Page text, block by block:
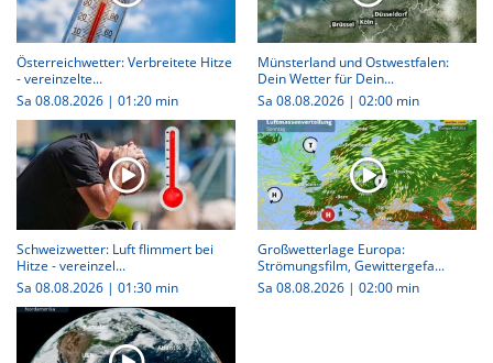
Österreichwetter: Verbreitete Hitze
- vereinzelte...
Sa 08.08.2026 | 01:20 min
Münsterland und Ostwestfalen:
Dein Wetter für Dein...
Sa 08.08.2026 | 02:00 min
Schweizwetter: Luft flimmert bei
Hitze - vereinzel...
Sa 08.08.2026 | 01:30 min
Großwetterlage Europa:
Strömungsfilm, Gewittergefa...
Sa 08.08.2026 | 02:00 min